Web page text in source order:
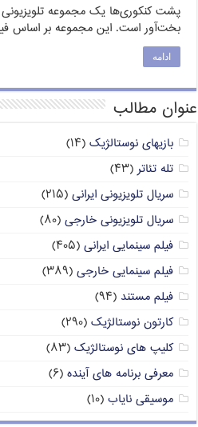
پشت کنکوری‌ها یک مجموعه تلویزیونی
بخت‌آور است. این مجموعه بر اساس
ادامه
عنوان مطالب
بازیهای نوستالژیک (۱۴)
تله تئاتر (۴۳)
سریال تلویزیونی ایرانی (۲۱۵)
سریال تلویزیونی خارجی (۸۰)
فیلم سینمایی ایرانی (۴۰۵)
فیلم سینمایی خارجی (۳۸۹)
فیلم مستند (۹۴)
کارتون نوستالژیک (۲۹۰)
کلیپ های نوستالژیک (۸۳)
معرفی برنامه های آینده (۶)
موسیقی نایاب (۱۰)